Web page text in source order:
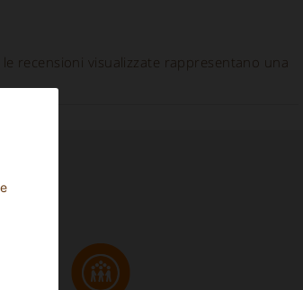
recensioni visualizzate rappresentano una